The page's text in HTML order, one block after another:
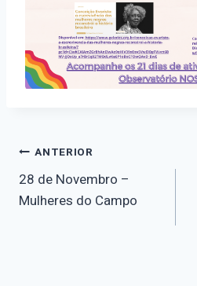
Navegação
de
ANTERIOR
28 de Novembro –
Mulheres do Campo